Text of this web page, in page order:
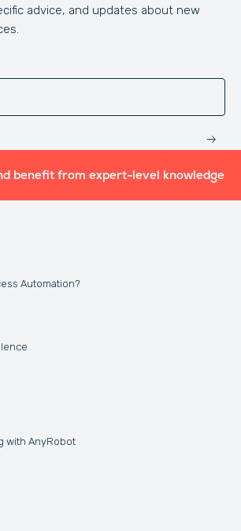
advice, and updates about new
benefit from expert-level knowledge
Automation?
with AnyRobot